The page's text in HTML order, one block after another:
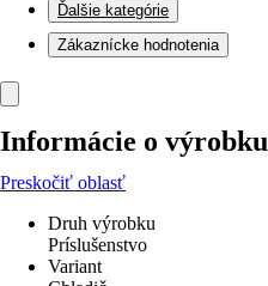
Ďalšie kategórie
Zákaznícke hodnotenia
Informácie o výrobku
Preskočiť oblasť
Druh výrobku
Príslušenstvo
Variant